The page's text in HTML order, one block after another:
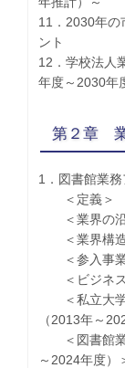
11．2030年の
ント
12．学校法人
年度～2030年
第２章
1．図書館業
＜定義＞
＜業界の沿
＜業界構造
＜参入事業
＜ビジネス
＜私立大学
（2013年～
＜図書館業
～2024年度）